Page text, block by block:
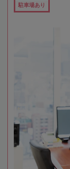
駐車場あり